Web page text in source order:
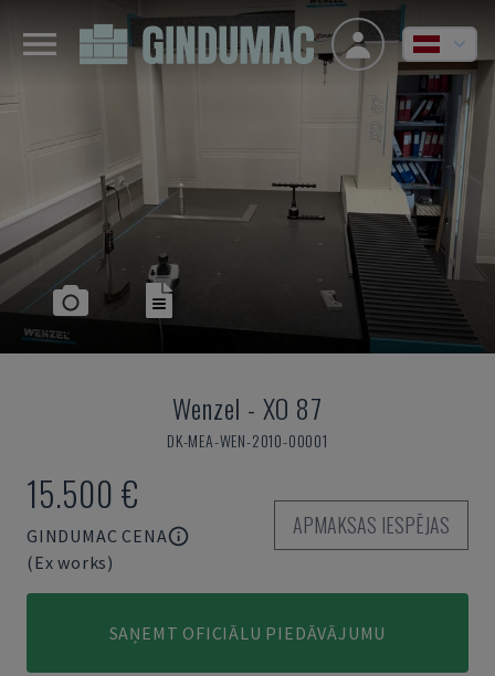
Wenzel - XO 87
DK-MEA-WEN-2010-00001
15.500 €
GINDUMAC CENA
(Ex works)
APMAKSAS IESPĒJAS
SAŅEMT OFICIĀLU PIEDĀVĀJUMU